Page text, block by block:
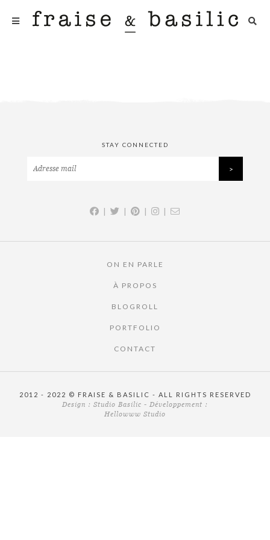
STAY CONNECTED
| | | |
ON EN PARLE
À PROPOS
BLOGROLL
PORTFOLIO
CONTACT
2012 - 2022 © FRAISE & BASILIC - ALL RIGHTS RESERVED
Design : Studio Basilic - Développement :
Hellowww Studio